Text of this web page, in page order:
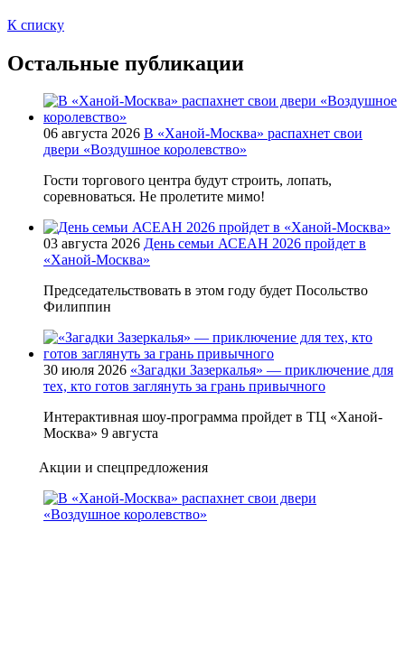
К списку
Остальные публикации
06 августа 2026 В «Ханой-Москва» распахнет свои
двери «Воздушное королевство»
Гости торгового центра будут строить, лопать,
соревноваться. Не пролетите мимо!
03 августа 2026 День семьи АСЕАН 2026 пройдет в
«Ханой-Москва»
Председательствовать в этом году будет Посольство
Филиппин
30 июля 2026 «Загадки Зазеркалья» — приключение для
тех, кто готов заглянуть за грань привычного
Интерактивная шоу-программа пройдет в ТЦ «Ханой-
Москва» 9 августа
Акции и спецпредложения